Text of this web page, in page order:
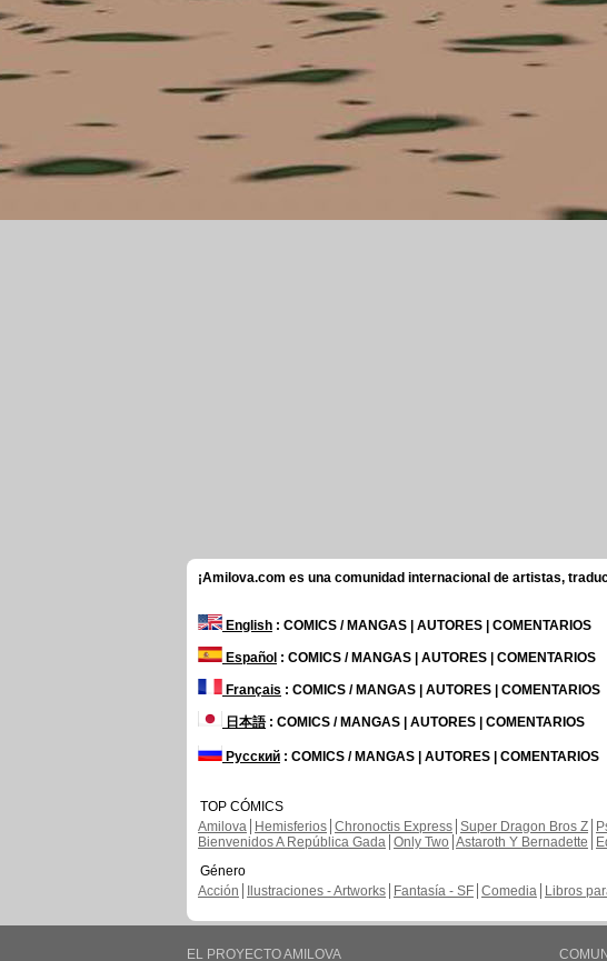
¡Amilova.com es una comunidad internacional de artistas,
English : COMICS / MANGAS | AUTORES | COMENTARIOS
Español : COMICS / MANGAS | AUTORES | COMENTARIOS
Français : COMICS / MANGAS | AUTORES | COMENTARIOS
日本語: COMICS / MANGAS | AUTORES | COMENTARIOS
Русский : COMICS / MANGAS | AUTORES | COMENTARIOS
TOP CÓMICS
Amilova
Hemisferios Chronoctis Express Super Dragon Bros Z
Bienvenidos A República Gada Only Two Astaroth Y Bernadette
Género
Acción
Ilustraciones - Artworks Fantasía - SF Comedia Libros
EL PROYECTO AMILOVA